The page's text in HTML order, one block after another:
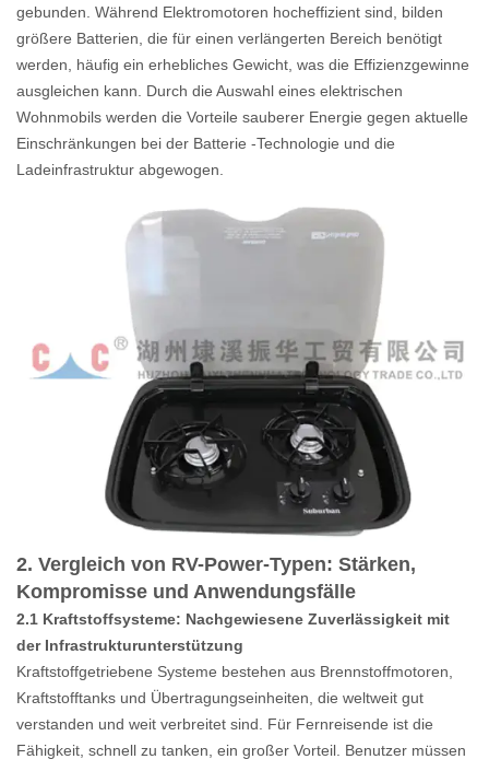
gebunden. Während Elektromotoren hocheffizient sind, bilden
größere Batterien, die für einen verlängerten Bereich benötigt
werden, häufig ein erhebliches Gewicht, was die Effizienzgewinne
ausgleichen kann. Durch die Auswahl eines elektrischen
Wohnmobils werden die Vorteile sauberer Energie gegen aktuelle
Einschränkungen bei der Batterie -Technologie und die
Ladeinfrastruktur abgewogen.
2. Vergleich von RV-Power-Typen: Stärken,
Kompromisse und Anwendungsfälle
2.1 Kraftstoffsysteme: Nachgewiesene Zuverlässigkeit mit
der Infrastrukturunterstützung
Kraftstoffgetriebene Systeme bestehen aus Brennstoffmotoren,
Kraftstofftanks und Übertragungseinheiten, die weltweit gut
verstanden und weit verbreitet sind. Für Fernreisende ist die
Fähigkeit, schnell zu tanken, ein großer Vorteil. Benutzer müssen